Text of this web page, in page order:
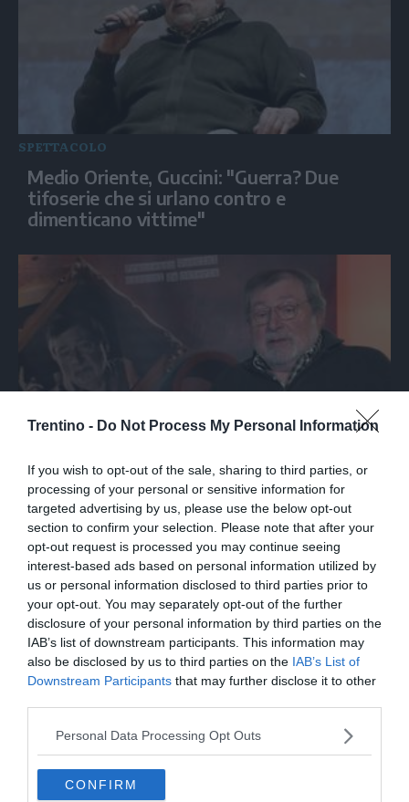
Trentino - Do Not Process My Personal Information
If you wish to opt-out of the sale, sharing to third parties, or
processing of your personal or sensitive information for
targeted advertising by us, please use the below opt-out
section to confirm your selection. Please note that after your
opt-out request is processed you may continue seeing
interest-based ads based on personal information utilized by
us or personal information disclosed to third parties prior to
your opt-out. You may separately opt-out of the further
disclosure of your personal information by third parties on the
IAB’s list of downstream participants. This information may
also be disclosed by us to third parties on the IAB’s List of
Downstream Participants that may further disclose it to other
Personal Data Processing Opt Outs
CONFIRM
SPETTACOLO
Medio Oriente, Guccini: "Guerra? Due
tifoserie che si urlano contro e
dimenticano vittime"
Francesco Guccini racconta le sue canzoni
da osteria attraverso le culture
SPETTACOLO
Guccini: "C'è un tempo per i matrimoni e
un tempo per i funerali"